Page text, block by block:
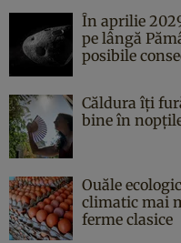
În aprilie
pe lângă
posibile
Căldura îți
bine în
Ouăle
climatic mai
ferme clasice